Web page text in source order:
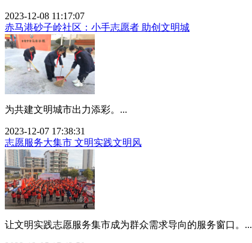
2023-12-08 11:17:07
赤马港砂子岭社区：小手志愿者 助创文明城
为共建文明城市出力添彩。...
2023-12-07 17:38:31
志愿服务大集市 文明实践文明风
让文明实践志愿服务集市成为群众需求导向的服务窗口。...